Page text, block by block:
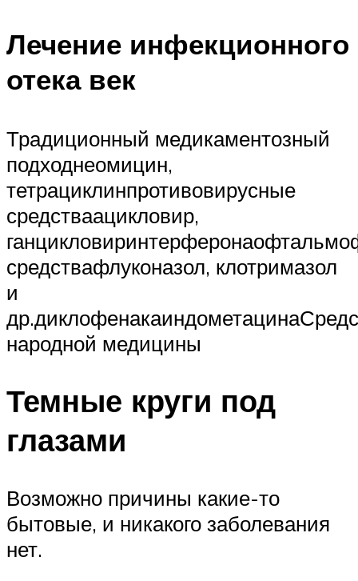
Лечение инфекционного
отека век
Традиционный медикаментозный
подходнеомицин,
тетрациклинпротивовирусные
средстваацикловир,
средствафлуконазол, клотримазол
и
народной медицины
Темные круги под
глазами
Возможно причины какие-то
бытовые, и никакого заболевания
нет.